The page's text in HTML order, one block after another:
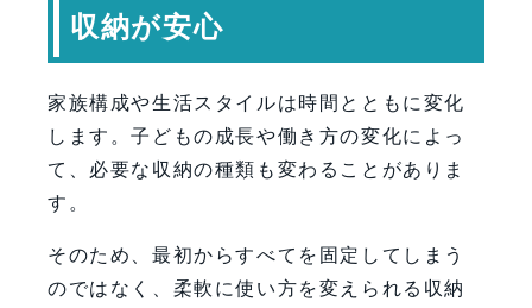
収納が安心
家族構成や生活スタイルは時間とともに変化
します。子どもの成長や働き方の変化によっ
て、必要な収納の種類も変わることがありま
す。
そのため、最初からすべてを固定してしまう
のではなく、柔軟に使い方を変えられる収納